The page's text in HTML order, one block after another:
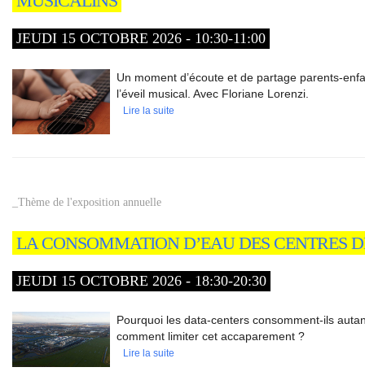
JEUDI 15 OCTOBRE 2026 - 10:30-11:00
Un moment d’écoute et de partage parents-
l’éveil musical. Avec Floriane Lorenzi.
Lire la suite
_Thème de l'exposition annuelle
LA CONSOMMATION D’EAU DES CENTRES
JEUDI 15 OCTOBRE 2026 - 18:30-20:30
Pourquoi les data-centers consomment-ils
comment limiter cet accaparement ?
Lire la suite